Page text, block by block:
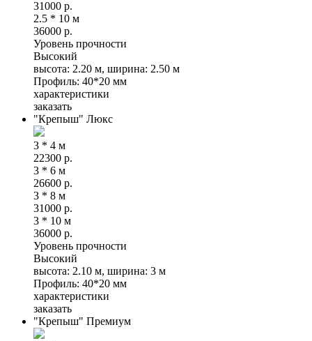
31000 р.
2.5 * 10 м
36000 р.
Уровень прочности
Высокий
высота: 2.20 м, ширина: 2.50 м
Профиль: 40*20 мм
характеристики
заказать
"Крепыш" Люкс
3 * 4 м
22300 р.
3 * 6 м
26600 р.
3 * 8 м
31000 р.
3 * 10 м
36000 р.
Уровень прочности
Высокий
высота: 2.10 м, ширина: 3 м
Профиль: 40*20 мм
характеристики
заказать
"Крепыш" Премиум